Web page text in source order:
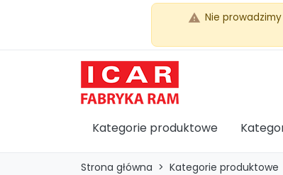
warning Nie
Kategorie produktowe
Strona główna Kategorie produktowe